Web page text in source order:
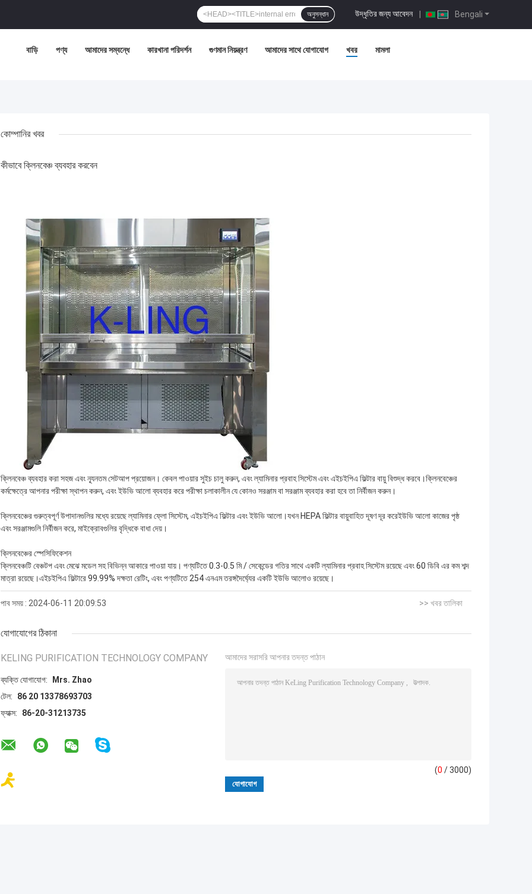
Bengali
উদ্ধৃতির জন্য আবেদন |
অনুসন্ধান
বাড়ি পণ্য আমাদের সম্বন্ধে কারখানা পরিদর্শন গুণমান নিয়ন্ত্রণ আমাদের সাথে যোগাযোগ খবর মামলা
কোম্পানির খবর
কীভাবে ক্লিনবেঞ্চ ব্যবহার করবেন
ক্লিনবেঞ্চ ব্যবহার করা সহজ এবং ন্যূনতম সেটআপ প্রয়োজন। কেবল পাওয়ার সুইচ চালু করুন, এবং ল্যামিনার প্রবাহ সিস্টেম এবং এইচইপিএ ফিল্টার বায়ু বিশুদ্ধ করবে।ক্লিনবেঞ্চের
কর্মক্ষেত্রে আপনার পরীক্ষা স্থাপন করুন, এবং ইউভি আলো ব্যবহার করে পরীক্ষা চলাকালীন যে কোনও সরঞ্জাম বা সরঞ্জাম ব্যবহার করা হবে তা নির্বীজন করুন।
ক্লিনবেঞ্চের গুরুত্বপূর্ণ উপাদানগুলির মধ্যে রয়েছে ল্যামিনার ফ্লো সিস্টেম, এইচইপিএ ফিল্টার এবং ইউভি আলো।যখন HEPA ফিল্টার বায়ুবাহিত দূষণ দূর করেইউভি আলো কাজের পৃষ্ঠ
এবং সরঞ্জামগুলি নির্বীজন করে, মাইক্রোবগুলির বৃদ্ধিকে বাধা দেয়।
ক্লিনবেঞ্চের স্পেসিফিকেশন
ক্লিনবেঞ্চটি বেঞ্চটপ এবং মেঝে মডেল সহ বিভিন্ন আকারে পাওয়া যায়। পণ্যটিতে 0.3-0.5 মি / সেকেন্ডের গতির সাথে একটি ল্যামিনার প্রবাহ সিস্টেম রয়েছে এবং 60 ডিবি এর কম শব্দ
মাত্রা রয়েছে।এইচইপিএ ফিল্টারে 99.99% দক্ষতা রেটিং, এবং পণ্যটিতে 254 এনএম তরঙ্গদৈর্ঘ্যের একটি ইউভি আলোও রয়েছে।
পাব সময় : 2024-06-11 20:09:53 >> খবর তালিকা
যোগাযোগের ঠিকানা
KELING PURIFICATION TECHNOLOGY COMPANY
ব্যক্তি যোগাযোগ:
Mrs. Zhao
টেল:
86 20 13378693703
ফ্যাক্স:
86-20-31213735
আমাদের সরাসরি আপনার তদন্ত পাঠান
(0 / 3000)